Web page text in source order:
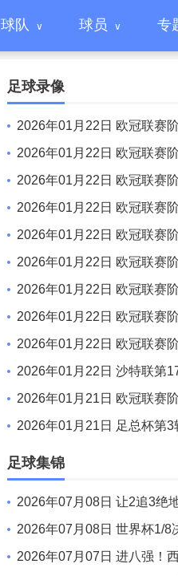
球队 球员 专
足球录像
2026年01月22日 欧冠联赛
巴赫vs法兰克福 全场录像
2026年01月22日 欧冠联赛
兰大vs毕尔巴鄂竞技 全场录像
2026年01月22日 欧冠联赛
慕尼黑vs圣吉罗斯 全场录像
2026年01月22日 欧冠联赛
斯尔联vs埃因霍温 全场录像
2026年01月22日 欧冠联赛
图斯vs本菲卡 全场录像
2026年01月22日 欧冠联赛
西vs帕福斯 全场录像
2026年01月22日 欧冠联赛
格斯拉维亚vs巴塞罗那 全场
2026年01月22日 欧冠联赛
s利物浦 全场录像
2026年01月22日 欧冠联赛
塔萨雷vs马德里竞技 全场录像
2026年01月22日 沙特联第
雅得胜利 全场录像
2026年01月21日 欧冠联赛
亚雷亚尔vs阿贾克斯 全场录像
2026年01月21日 足总杯第3
s斯文登 全场录像
足球集锦
2026年07月08日 让2追3绝
3-2绝杀埃及进8强 梅西传射+
2026年07月08日 世界杯1/8
埃及 全场录像
2026年07月07日 进八强！